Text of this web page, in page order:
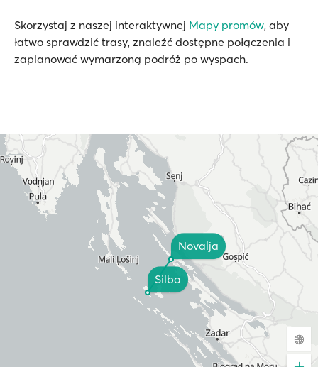
Skorzystaj z naszej interaktywnej Mapy promów, aby
łatwo sprawdzić trasy, znaleźć dostępne połączenia i
zaplanować wymarzoną podróż po wyspach.
Novalja
Silba